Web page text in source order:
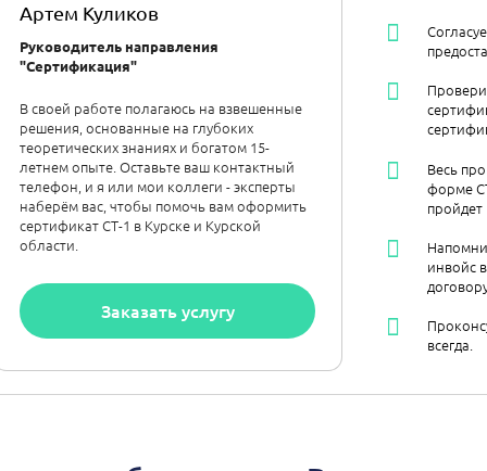
Артем Куликов
Руководитель направления
"Сертификация"
В своей работе полагаюсь на взвешенные
решения, основанные на глубоких
теоретических знаниях и богатом 15-
летнем опыте. Оставьте ваш контактный
телефон, и я или мои коллеги - эксперты
наберём вас, чтобы помочь вам оформить
сертификат СТ-1 в Курске и Курской
области.
Заказать услугу
Весь
форме
инвойс
всегда.